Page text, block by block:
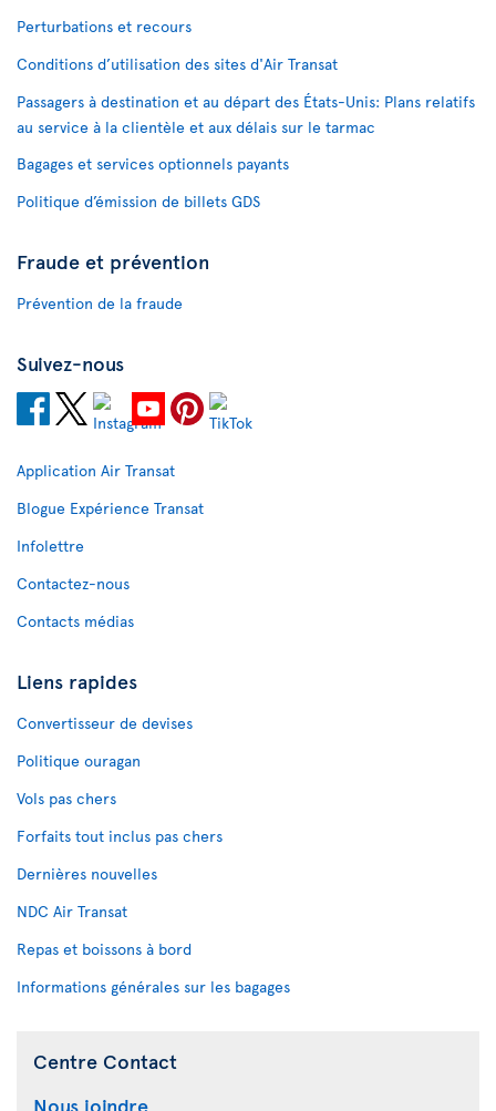
Perturbations et recours
Conditions d’utilisation des sites d'Air Transat
Passagers à destination et au départ des États-Unis: Plans relatifs
au service à la clientèle et aux délais sur le tarmac
Bagages et services optionnels payants
Politique d’émission de billets GDS
Fraude et prévention
Prévention de la fraude
Suivez-nous
Application Air Transat
Blogue Expérience Transat
Infolettre
Contactez-nous
Contacts médias
Liens rapides
Convertisseur de devises
Politique ouragan
Vols pas chers
Forfaits tout inclus pas chers
Dernières nouvelles
NDC Air Transat
Repas et boissons à bord
Informations générales sur les bagages
Centre Contact
Nous joindre